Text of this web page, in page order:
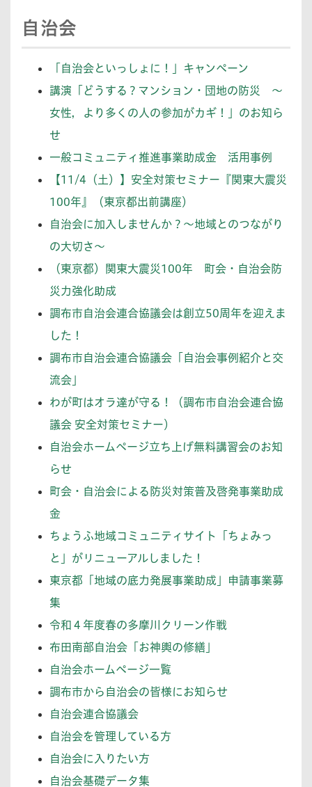
自治会
「自治会といっしょに！」キャンペーン
講演「どうする？マンション・団地の防災 ～
女性，より多くの人の参加がカギ！」のお知ら
せ
一般コミュニティ推進事業助成金 活用事例
【11/4（土）】安全対策セミナー『関東大震災
100年』（東京都出前講座）
自治会に加入しませんか？〜地域とのつながり
の大切さ〜
（東京都）関東大震災100年 町会・自治会防
災力強化助成
調布市自治会連合協議会は創立50周年を迎えま
した！
調布市自治会連合協議会「自治会事例紹介と交
流会」
わが町はオラ達が守る！（調布市自治会連合協
議会 安全対策セミナー）
自治会ホームページ立ち上げ無料講習会のお知
らせ
町会・自治会による防災対策普及啓発事業助成
金
ちょうふ地域コミュニティサイト「ちょみっ
と」がリニューアルしました！
東京都「地域の底力発展事業助成」申請事業募
集
令和４年度春の多摩川クリーン作戦
布田南部自治会「お神輿の修繕」
自治会ホームページ一覧
調布市から自治会の皆様にお知らせ
自治会連合協議会
自治会を管理している方
自治会に入りたい方
自治会基礎データ集